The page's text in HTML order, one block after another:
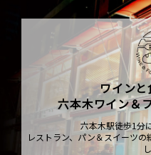
ワイン
六本木ワイン＆
六本木駅徒歩1分
レストラン、パン＆スイーツ